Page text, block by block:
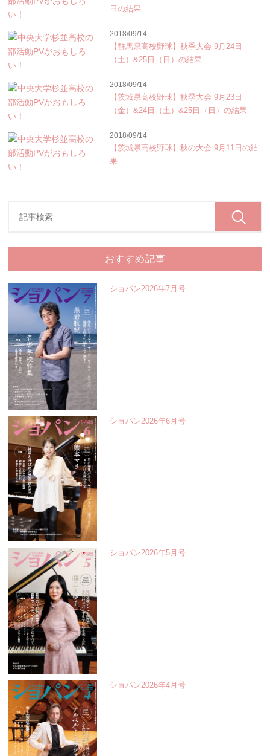
日の結果
2018/09/14
【群馬県高校野球】秋季大会 9月24日
（土）&25日（日）の結果
2018/09/14
【茨城県高校野球】秋季大会 9月23日
（金）&24日（土）&25日（日）の結果
2018/09/14
【茨城県高校野球】秋の大会 9月11日の結
果
おすすめ記事
ショパン2026年7月号
ショパン2026年6月号
ショパン2026年5月号
ショパン2026年4月号